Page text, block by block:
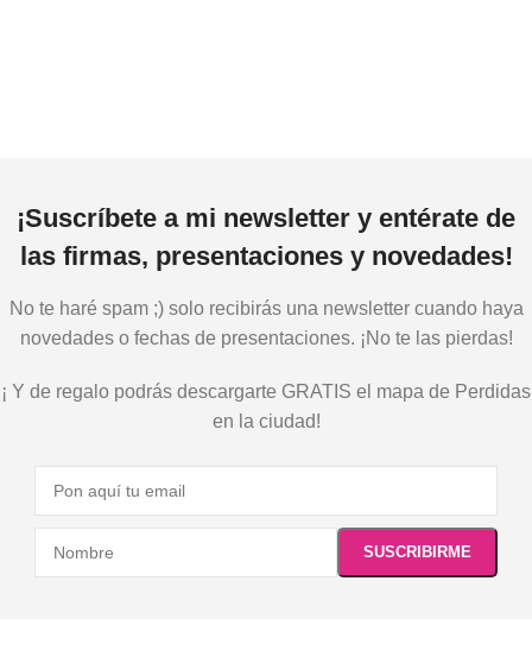
¡Suscríbete a mi newsletter y entérate de
las firmas, presentaciones y novedades!
No te haré spam ;) solo recibirás una newsletter cuando haya
novedades o fechas de presentaciones. ¡No te las pierdas!
¡ Y de regalo podrás descargarte GRATIS el mapa de Perdidas
en la ciudad!